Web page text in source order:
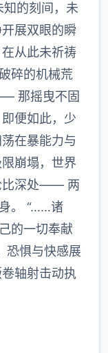
知的刻间，未
展双眼的瞬
从此未祈祷
碎的机械荒
那摇曳不固
便如此，少
在暴能力与
崩塌，世界
比深处—— 两
。 “……诸
的一切奉献
恐惧与快感展
轴射击动执